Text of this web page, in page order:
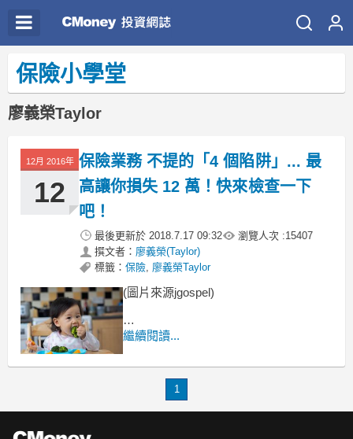
保險小學堂
廖義榮Taylor
12月 2016年
12
保險業務 不提的「4 個陷阱」... 最
高讓你損失 12 萬！快來檢查一下
吧！
最後更新於 2018.7.17 09:32 瀏覽人次 :15407
撰文者： 廖義榮(Taylor)
標籤： 保險, 廖義榮Taylor
(圖片來源jgospel)
一直以來，
「有一筆錢放在銀行定存、短期沒有急
繼續閱讀...
1